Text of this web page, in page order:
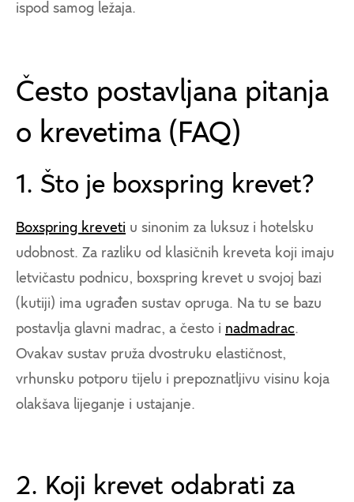
ispod samog ležaja.
Često postavljana pitanja
o krevetima (FAQ)
1. Što je boxspring krevet?
Boxspring kreveti u sinonim za luksuz i hotelsku
udobnost. Za razliku od klasičnih kreveta koji imaju
letvičastu podnicu, boxspring krevet u svojoj bazi
(kutiji) ima ugrađen sustav opruga. Na tu se bazu
postavlja glavni madrac, a često i nadmadrac.
Ovakav sustav pruža dvostruku elastičnost,
vrhunsku potporu tijelu i prepoznatljivu visinu koja
olakšava lijeganje i ustajanje.
2. Koji krevet odabrati za